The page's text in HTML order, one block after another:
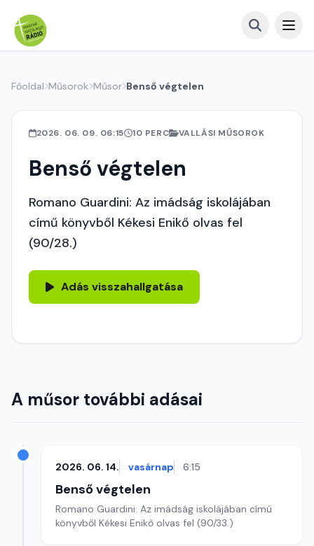
Főoldal Műsorok Műsor Benső végtelen
2026. 06. 09. 06:15 10 PERC VALLÁSI MŰSOROK
Benső végtelen
Romano Guardini: Az imádság iskolájában
című könyvből Kékesi Enikő olvas fel
(90/28.)
Adás visszahallgatása
A műsor további adásai
2026. 06. 14. vasárnap 6:15
Benső végtelen
Romano Guardini: Az imádság iskolájában című
könyvből Kékesi Enikő olvas fel (90/33.)